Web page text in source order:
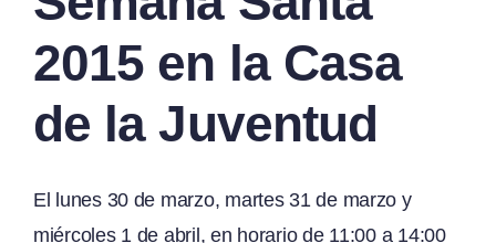
2015 en la Casa
de la Juventud
El lunes 30 de marzo, martes 31 de marzo y
miércoles 1 de abril, en horario de 11:00 a 14:00